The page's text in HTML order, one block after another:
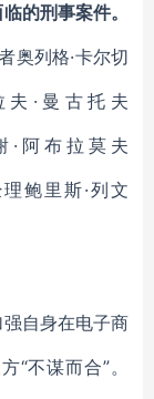
的刑事案件。
奥列格·卡尔切
夫 · 曼古托夫
· 阿布拉莫夫
理鲍里斯·列文
自身在电子商
“不谋而合”。